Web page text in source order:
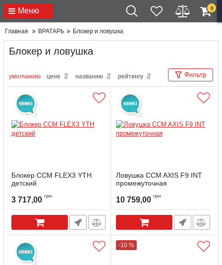
Меню 0
Главная ВРАТАРЬ Блокер и ловушка
Блокер и ловушка
умолчанию цене названию рейтингу Фильтр
Блокер CCM FLEX3 YTH
детский
3 717,00 грн
Ловушка CCM AXIS F9 INT
промежуточная
10 759,00 грн
-10 %